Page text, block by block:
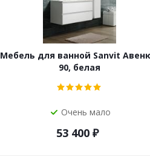
Мебель для ванной Sanvit
90, белая
Очень мало
53 400 ₽